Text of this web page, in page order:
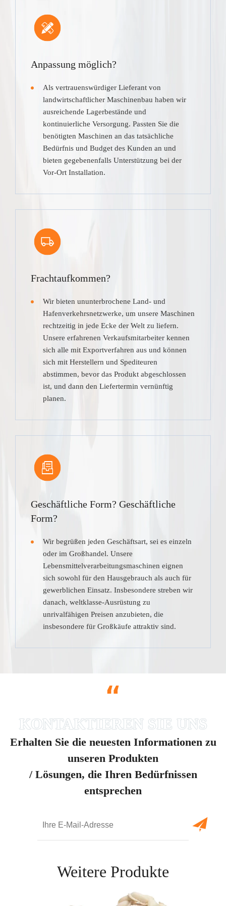
Anpassung möglich?
Als vertrauenswürdiger Lieferant von
landwirtschaftlicher Maschinenbau haben wir
ausreichende Lagerbestände und
kontinuierliche Versorgung. Passten Sie die
benötigten Maschinen an das tatsächliche
Bedürfnis und Budget des Kunden an und
bieten gegebenenfalls Unterstützung bei der
Vor-Ort Installation.
Frachtaufkommen?
Wir bieten ununterbrochene Land- und
Hafenverkehrsnetzwerke, um unsere Maschinen
rechtzeitig in jede Ecke der Welt zu liefern.
Unsere erfahrenen Verkaufsmitarbeiter kennen
sich alle mit Exportverfahren aus und können
sich mit Herstellern und Spediteuren
abstimmen, bevor das Produkt abgeschlossen
ist, und dann den Liefertermin vernünftig
planen.
Geschäftliche Form? Geschäftliche
Form?
Wir begrüßen jeden Geschäftsart, sei es einzeln
oder im Großhandel. Unsere
Lebensmittelverarbeitungsmaschinen eignen
sich sowohl für den Hausgebrauch als auch für
gewerblichen Einsatz. Insbesondere streben wir
danach, weltklasse-Ausrüstung zu
unrivalfähigen Preisen anzubieten, die
insbesondere für Großkäufe attraktiv sind.
“
Erhalten Sie die neuesten Informationen zu
unseren Produkten
/ Lösungen, die Ihren Bedürfnissen
entsprechen
Weitere Produkte